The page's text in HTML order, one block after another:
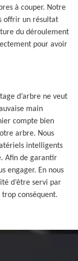
à couper. Notre
offrir un résultat
du déroulement
pour avoir
d’arbre ne veut
main
compte bien
arbre. Nous
intelligents
Afin de garantir
engager. En nous
d’être servi par
conséquent.